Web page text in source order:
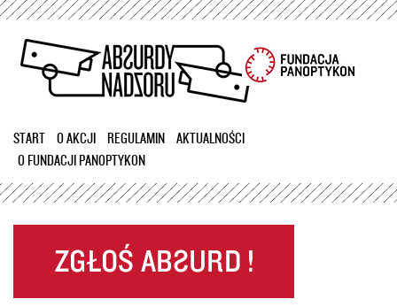
Przejdź
treści
START O AKCJI REGULAMIN
AKTUALNOŚCI
O FUNDACJI PANOPTYKON